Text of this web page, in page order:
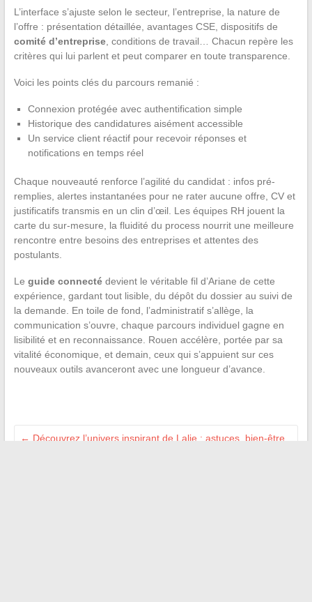
L’interface s’ajuste selon le secteur, l’entreprise, la nature de
l’offre : présentation détaillée, avantages CSE, dispositifs de
comité d’entreprise, conditions de travail… Chacun repère les
critères qui lui parlent et peut comparer en toute transparence.
Voici les points clés du parcours remanié :
Connexion protégée avec authentification simple
Historique des candidatures aisément accessible
Un service client réactif pour recevoir réponses et
notifications en temps réel
Chaque nouveauté renforce l’agilité du candidat : infos pré-
remplies, alertes instantanées pour ne rater aucune offre, CV et
justificatifs transmis en un clin d’œil. Les équipes RH jouent la
carte du sur-mesure, la fluidité du process nourrit une meilleure
rencontre entre besoins des entreprises et attentes des
postulants.
Le guide connectédevient le véritable fil d’Ariane de cette
expérience, gardant tout lisible, du dépôt du dossier au suivi de
la demande. En toile de fond, l’administratif s’allège, la
communication s’ouvre, chaque parcours individuel gagne en
lisibilité et en reconnaissance. Rouen accélère, portée par sa
vitalité économique, et demain, ceux qui s’appuient sur ces
nouveaux outils avanceront avec une longueur d’avance.
← Découvrez l’univers inspirant de Lalie : astuces, bien-être